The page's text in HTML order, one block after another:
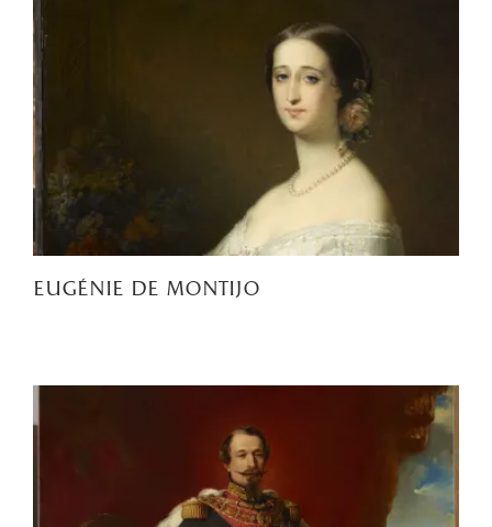
eugénie de montijo